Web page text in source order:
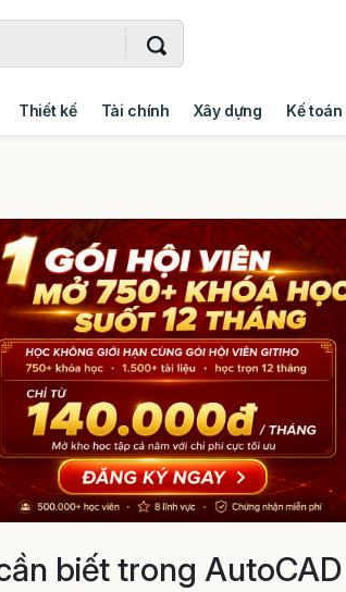
Thiết kế Tài chính Xây dựng Kế toán
biết trong AutoCAD